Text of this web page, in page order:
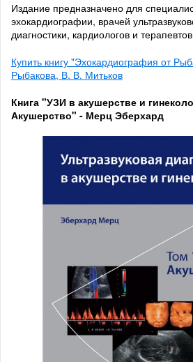
Издание предназначено для
эхокардиографии, врачей
диагностики, кардиологов и
Купить книгу "Эхокардиография от
Рыбакова, В. В. Митьков
Книга "УЗИ в акушерстве и
Акушерство" - Мерц Эберхард